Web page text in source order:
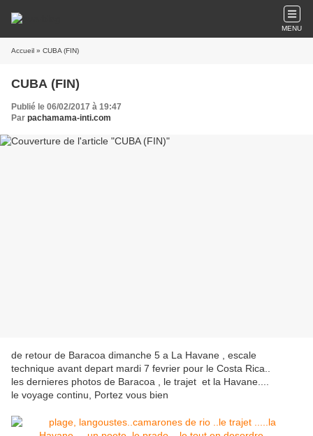
MENU
Accueil » CUBA (FIN)
CUBA (FIN)
Publié le 06/02/2017 à 19:47
Par pachamama-inti.com
de retour de Baracoa dimanche 5 a La Havane , escale
technique avant depart mardi 7 fevrier pour le Costa Rica..
les dernieres photos de Baracoa , le trajet et la Havane....
le voyage continu, Portez vous bien